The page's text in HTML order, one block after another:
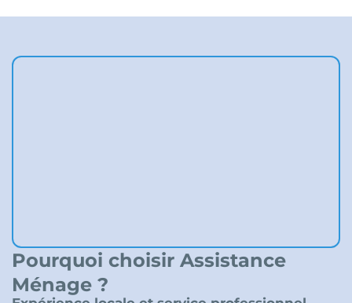
Pourquoi choisir Assistance
Ménage ?